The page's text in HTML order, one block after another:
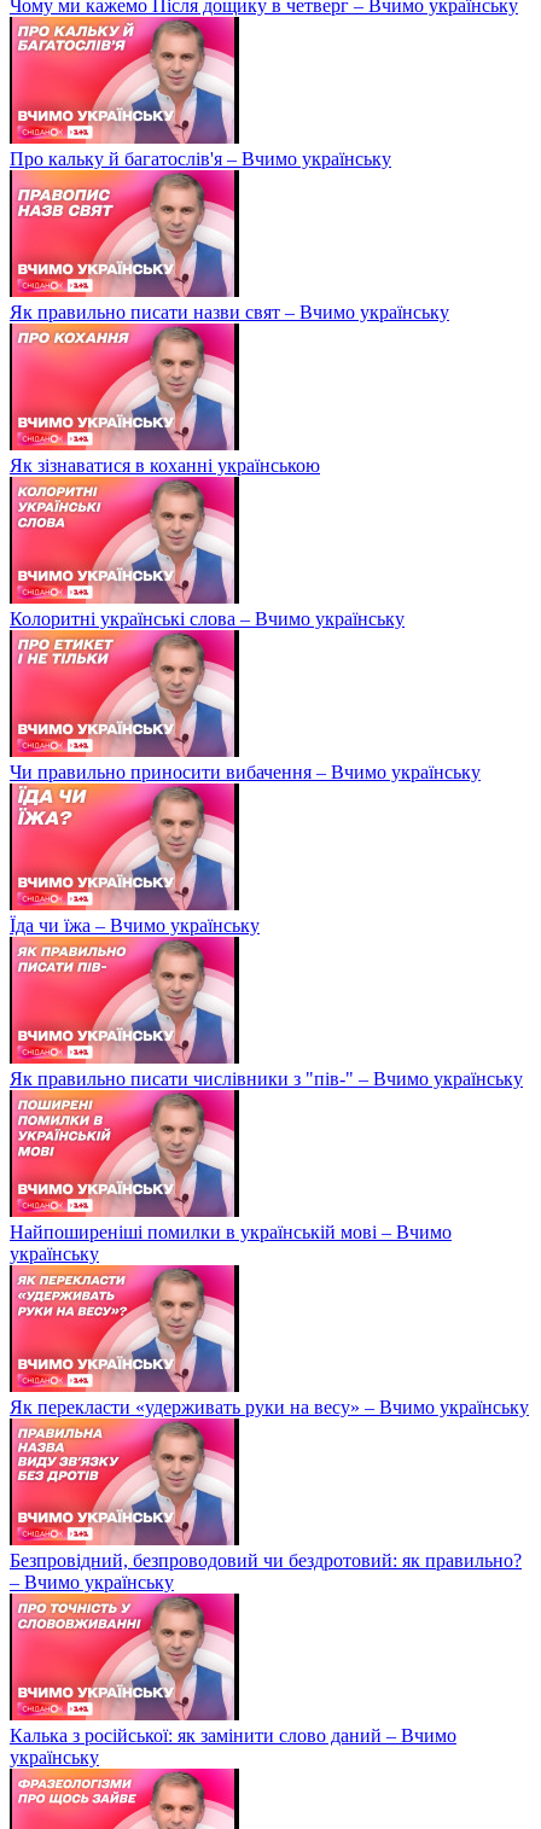
Чому ми кажемо Після дощику в четверг – Вчимо українську
Про кальку й багатослів'я – Вчимо українську
Як правильно писати назви свят – Вчимо українську
Як зізнаватися в коханні українською
Колоритні українські слова – Вчимо українську
Чи правильно приносити вибачення – Вчимо українську
Їда чи їжа – Вчимо українську
Як правильно писати числівники з "пів-" – Вчимо українську
Найпоширеніші помилки в українській мові – Вчимо
українську
Як перекласти «удерживать руки на весу» – Вчимо українську
Безпровідний, безпроводовий чи бездротовий: як правильно?
– Вчимо українську
Калька з російської: як замінити слово даний – Вчимо
українську